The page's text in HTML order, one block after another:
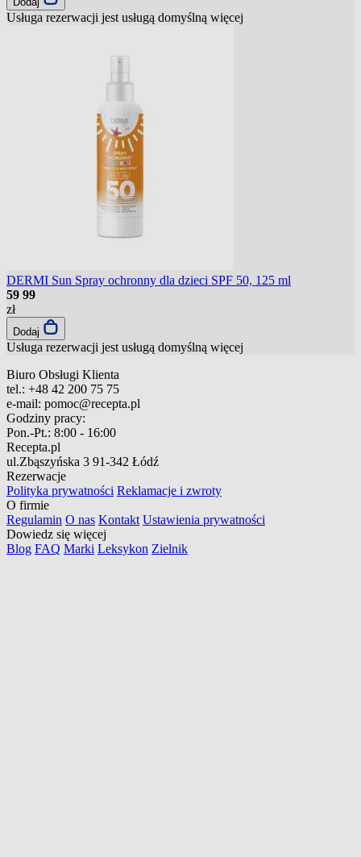
Usługa rezerwacji jest usługą domyślną więcej
DERMI Sun Spray ochronny dla dzieci SPF 50, 125 ml
59 99
zł
Dodaj
Usługa rezerwacji jest usługą domyślną więcej
Biuro Obsługi Klienta
tel.: +48 42 200 75 75
e-mail: pomoc@recepta.pl
Godziny pracy:
Pon.-Pt.: 8:00 - 16:00
Recepta.pl
ul.Zbąszyńska 3 91-342 Łódź
Rezerwacje
Polityka prywatności Reklamacje i zwroty
O firmie
Regulamin O nas Kontakt Ustawienia prywatności
Dowiedz się więcej
Blog FAQ Marki Leksykon Zielnik